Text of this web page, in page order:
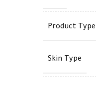
Product Type
Skin Type